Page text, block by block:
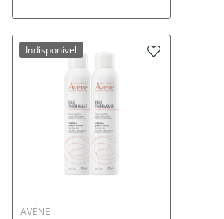
Indisponível
AVÈNE